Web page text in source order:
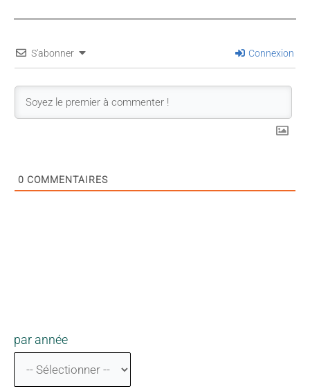
S'abonner Connexion
0 COMMENTAIRES
par année